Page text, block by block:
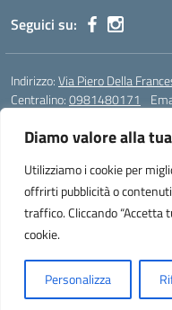
Diamo valore alla
Utilizziamo i cookie per
offrirti pubblicità o
traffico. Cliccando “Accetta
cookie.
Personalizza
Seguici su:
Indirizzo:Via Piero Della
Centralino:0981480171
Codice meccanografico:
Codice Indice delle Pubbliche
Codice unico di fatturazione